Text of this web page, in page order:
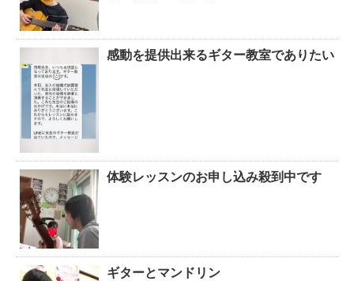
感動を提供出来るギター教室でありたい
体験レッスンのお申し込み殺到中です
ギターとマンドリン